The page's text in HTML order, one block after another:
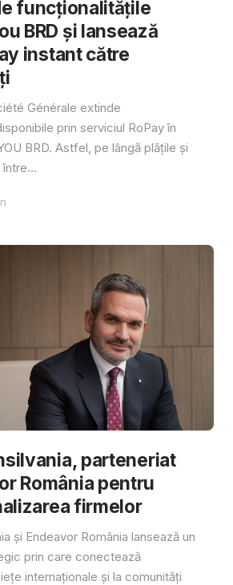
funcționalitățile
BRD și lansează
instant către
Générale extinde
prin serviciul RoPay în
BRD. Astfel, pe lângă plățile și
parteneriat
România pentru
firmelor
și Endeavor România lansează un
prin care conectează
internaționale și la comunități